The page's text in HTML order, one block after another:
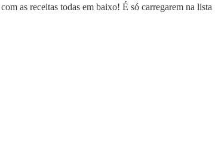
as receitas todas em baixo! É só carregarem na lista